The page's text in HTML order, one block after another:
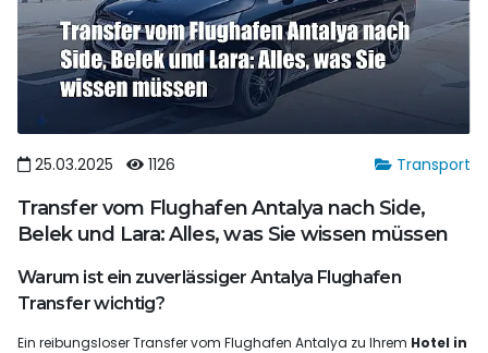
Transport
25.03.2025 1126
Transfer vom Flughafen Antalya nach Side,
Belek und Lara: Alles, was Sie wissen müssen
Warum ist ein zuverlässiger Antalya Flughafen
Transfer wichtig?
Ein reibungsloser Transfer vom Flughafen Antalya zu Ihrem Hotel in